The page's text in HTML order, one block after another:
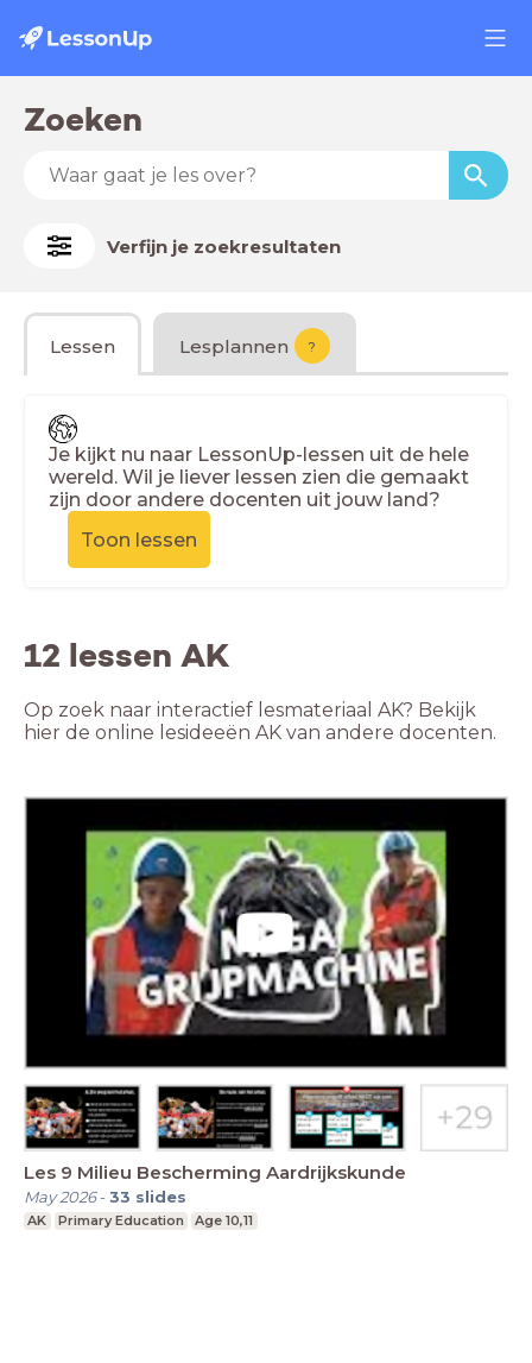
Zoeken
Verfijn je zoekresultaten
Lessen Lesplannen ?
Je kijkt nu naar LessonUp-lessen uit de hele
wereld. Wil je liever lessen zien die gemaakt
zijn door andere docenten uit jouw land?
Toon lessen
12 lessen AK
Op zoek naar interactief lesmateriaal AK? Bekijk
hier de online lesideeën AK van andere docenten.
Les 9 Milieu Bescherming Aardrijkskunde
May 2026-33 slides
AK Primary Education Age 10,11